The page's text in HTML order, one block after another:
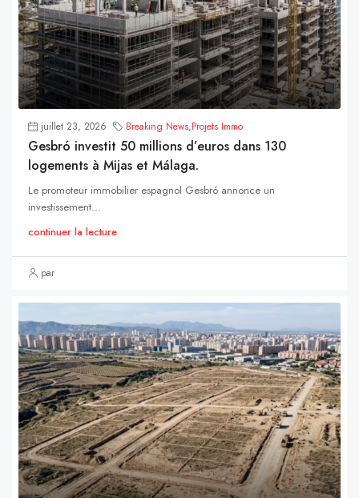
juillet 23, 2026 Breaking News,Projets Immo
Gesbró investit 50 millions d’euros dans 130
logements à Mijas et Málaga.
Le promoteur immobilier espagnol Gesbró annonce un
investissement...
continuer la lecture
par